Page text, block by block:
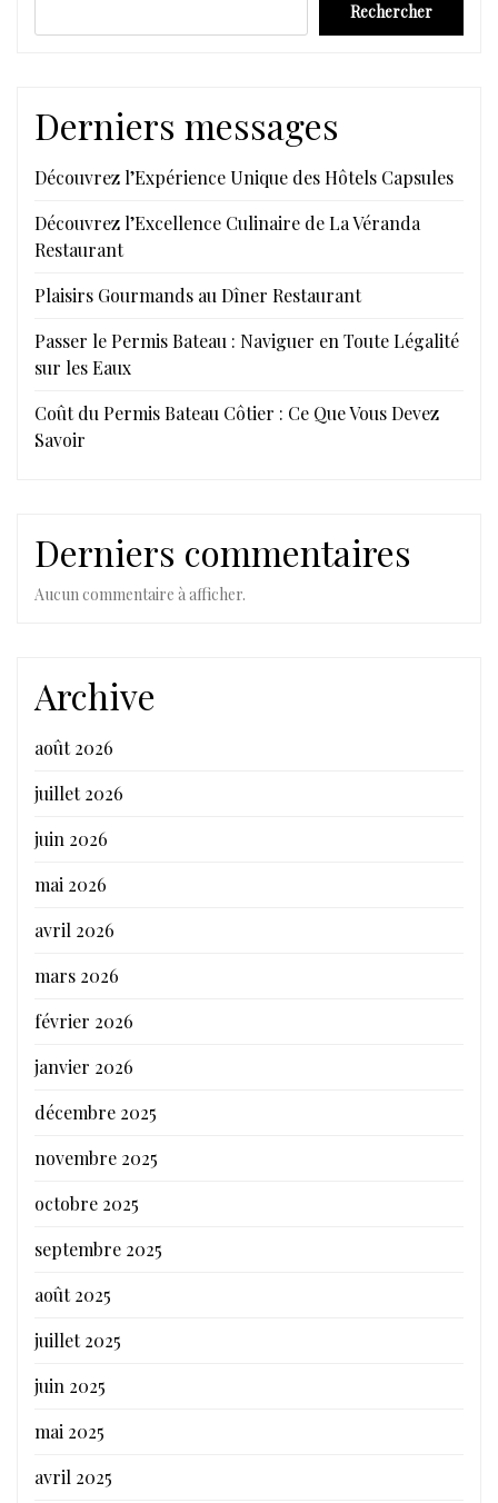
Rechercher
Derniers messages
Découvrez l’Expérience Unique des Hôtels Capsules
Découvrez l’Excellence Culinaire de La Véranda
Restaurant
Plaisirs Gourmands au Dîner Restaurant
Passer le Permis Bateau : Naviguer en Toute Légalité
sur les Eaux
Coût du Permis Bateau Côtier : Ce Que Vous Devez
Savoir
Derniers commentaires
Aucun commentaire à afficher.
Archive
août 2026
juillet 2026
juin 2026
mai 2026
avril 2026
mars 2026
février 2026
janvier 2026
décembre 2025
novembre 2025
octobre 2025
septembre 2025
août 2025
juillet 2025
juin 2025
mai 2025
avril 2025